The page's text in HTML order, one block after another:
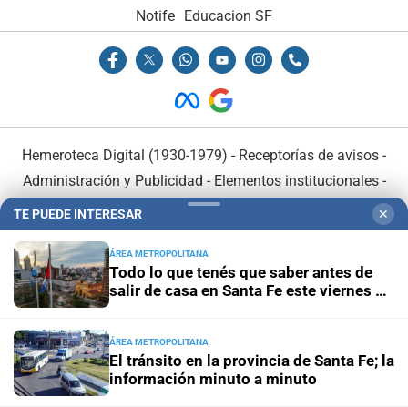
Notife Educacion SF
Hemeroteca Digital (1930-1979) - Receptorías de avisos -
Administración y Publicidad - Elementos institucionales-
Opcionales con El Litoral
El Litoral es miembro de:
En Asociación con:
TE PUEDE INTERESAR ✕
ÁREA METROPOLITANA
Todo lo que tenés que saber antes de
salir de casa en Santa Fe este viernes 7
ÁREA METROPOLITANA
El tránsito en la provincia de Santa Fe; la
información minuto a minuto